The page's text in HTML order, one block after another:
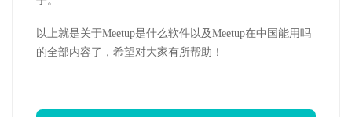
以上就是关于Meetup是什么软件以及Meetup在中国能用吗
的全部内容了，希望对大家有所帮助！